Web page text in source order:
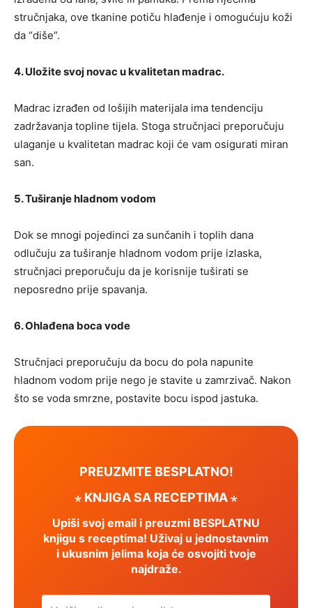
stručnjaka, ove tkanine potiču hlađenje i omogućuju koži
da “diše”.
4. Uložite svoj novac u kvalitetan madrac.
Madrac izrađen od lošijih materijala ima tendenciju
zadržavanja topline tijela. Stoga stručnjaci preporučuju
ulaganje u kvalitetan madrac koji će vam osigurati miran
san.
5. Tuširanje hladnom vodom
Dok se mnogi pojedinci za sunčanih i toplih dana
odlučuju za tuširanje hladnom vodom prije izlaska,
stručnjaci preporučuju da je korisnije tuširati se
neposredno prije spavanja.
6. Ohlađena boca vode
Stručnjaci preporučuju da bocu do pola napunite
hladnom vodom prije nego je stavite u zamrzivač. Nakon
što se voda smrzne, postavite bocu ispod jastuka.
PREUZMITE BESPLATNO!
⋆ KNJIGA SA RECEPTIMA ⋆
Upiši svoj email i preuzmi BESPLATNU
knjigu s receptima! Uživaj u jednostavnim
i ukusnim jelima koja će osvojiti tvoje
najdraže.